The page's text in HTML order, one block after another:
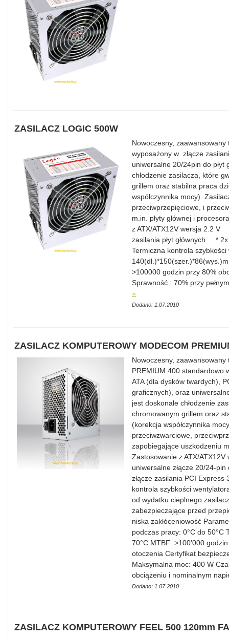
ZASILACZ LOGIC 500W
Nowoczesny,
wyposażony w złącze
uniwersalne 20/24pin do płyt
chłodzenie zasilacza, które
grillem oraz stabilna praca
współczynnika mocy).
przeciwprzepięciowe, i
m.in. płyty głównej i
z ATX/ATX12V wersja 2.2 V
zasilania płyt głównych *
Termiczna kontrola
>100000 godzin przy 80%
Sprawność : 70% przy
»
Dodano: 1.07.2010
ZASILACZ KOMPUTEROWY MODECOM
Nowoczesny,
PREMIUM 400 standardowo
ATA (dla dysków twardych),
graficznych), oraz
jest doskonałe chłodzenie
chromowanym grillem oraz
(korekcja współczynnika
przeciwzwarciowe,
zapobiegające uszkodzeniu
Zastosowanie z ATX/
uniwersalne złącze 20/24-pin
złącze zasilania PCI Express
kontrola szybkości
od wydatku cieplnego
zabezpieczające przed
niska zakłóceniowość
podczas pracy: 0°C do 50°C
70°C MTBF: >100’000
otoczenia Certyfikat
Maksymalna moc: 400 W
obciążeniu i nominalnym
Dodano: 1.07.2010
ZASILACZ KOMPUTEROWY FEEL 500 120mm